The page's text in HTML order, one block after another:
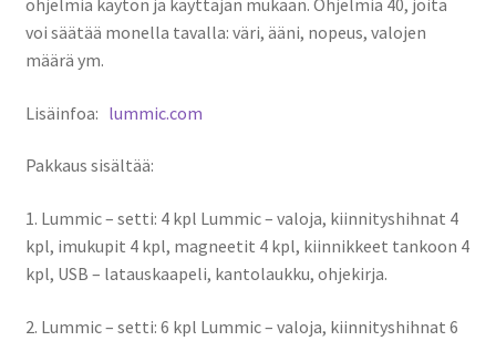
ohjelmia käytön ja käyttäjän mukaan. Ohjelmia 40, joita
voi säätää monella tavalla: väri, ääni, nopeus, valojen
määrä ym.
Lisäinfoa: lummic.com
Pakkaus sisältää:
1. Lummic – setti: 4 kpl Lummic – valoja, kiinnityshihnat 4
kpl, imukupit 4 kpl, magneetit 4 kpl, kiinnikkeet tankoon 4
kpl, USB – latauskaapeli, kantolaukku, ohjekirja.
2. Lummic – setti: 6 kpl Lummic – valoja, kiinnityshihnat 6